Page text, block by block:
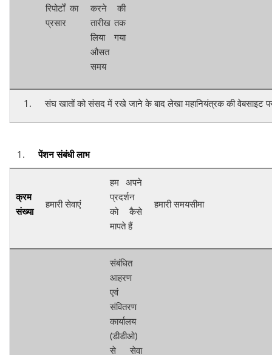
रिपोर्टों का
प्रसार
करने की
तारीख तक
लिया गया
औसत
समय
संघ खातों को संसद में रखे जाने के बाद लेखा महानियंत्रक की वेबसाइट
पेंशन संबंधी लाभ
क्रम
संख्या
हमारी सेवाएं
हम अपने
प्रदर्शन
को कैसे
मापते हैं
हमारी समयसीमा
संबंधित
आहरण
एवं
संवितरण
कार्यालय
(डीडीओ)
से सेवा